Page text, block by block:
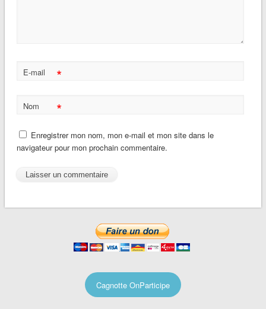
E-mail *
Nom *
Enregistrer mon nom, mon e-mail et mon site dans le
navigateur pour mon prochain commentaire.
Cagnotte OnParticipe